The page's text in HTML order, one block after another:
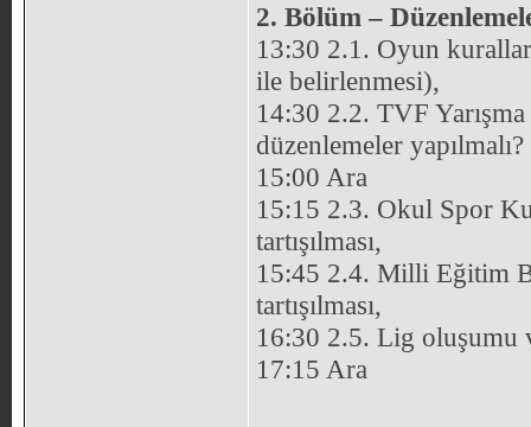
2. Bölüm –
13:30 2.1. Oyun
ile belirlenmesi),
14:30 2.2. TVF
düzenlemeler yapılmalı?
15:00 Ara
15:15 2.3. Okul Spor
tartışılması,
15:45 2.4. Milli Eğitim
tartışılması,
16:30 2.5. Lig oluşumu
17:15 Ara